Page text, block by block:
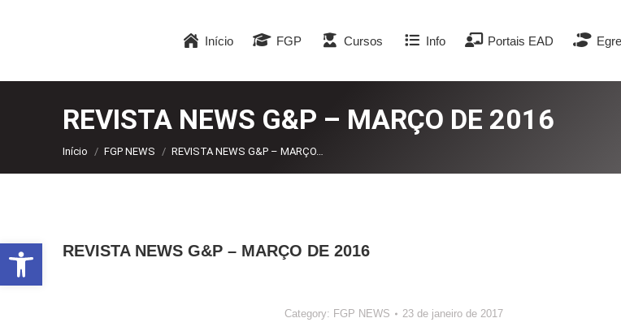
Início FGP Cursos Info Portais EAD
REVISTA NEWS G&P – MARÇO DE 2016
Você está aqui:
Início FGP NEWS REVISTA NEWS G&P – MARÇO…
REVISTA NEWS G&P – MARÇO DE 2016
Category: FGP NEWS 23 de janeiro de 2017
Abrir a barra de ferramentas